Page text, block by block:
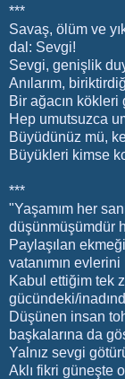
***
Savaş, ölüm ve
dal: Sevgi!
Sevgi, genişlik
Anılarım,
Bir ağacın
Hep umutsuzca
Büyüdünüz mü,
Büyükleri kimse
***
"Yaşamım her
düşünmüşümdür
Paylaşılan
vatanımın evlerini
Kabul ettiğim tek
gücündeki/
Düşünen insan
başkalarına da
Yalnız sevgi
Aklı fikri güneşte